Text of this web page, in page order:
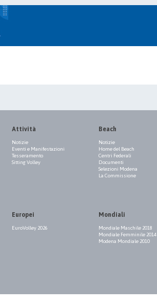
Attività
Notizie
Eventi e Manifestazioni
Tesseramento
Sitting Volley
Beach
Notizie
Home del Beach
Centri Federali
Documenti
Selezioni Modena
La Commissione
Europei
EuroVolley 2026
Mondiali
Mondiale Maschile 2018
Mondiale Femminile 2014
Modena Mondiale 2010